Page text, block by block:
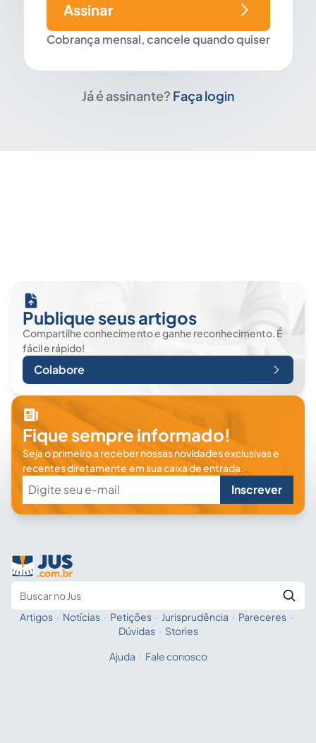
Cobrança mensal, cancele quando quiser
Assinar
Já é assinante? Faça login
Publique seus artigos
Compartilhe conhecimento e ganhe reconhecimento. É
fácil e rápido!
Colabore
Fique sempre informado!
Seja o primeiro a receber nossas novidades exclusivas e
recentes diretamente em sua caixa de entrada.
Inscrever
Fale com a IA
Artigos · Notícias · Petições · Jurisprudência · Pareceres ·
Dúvidas · Stories
Ajuda · Fale conosco